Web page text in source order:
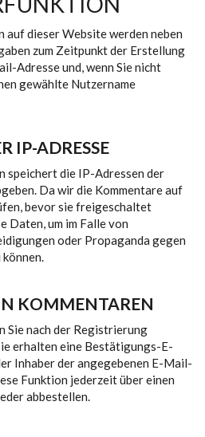
auf dieser Website werden neben
zum Zeitpunkt der Erstellung
Adresse und, wenn Sie nicht
gewählte Nutzername
IP-ADRESSE
speichert die IP-Adressen der
Da wir die Kommentare auf
bevor sie freigeschaltet
Daten, um im Falle von
oder Propaganda gegen
KOMMENTAREN
Sie nach der Registrierung
erhalten eine Bestätigungs-E-
Inhaber der angegebenen E-Mail-
Funktion jederzeit über einen
abbestellen.